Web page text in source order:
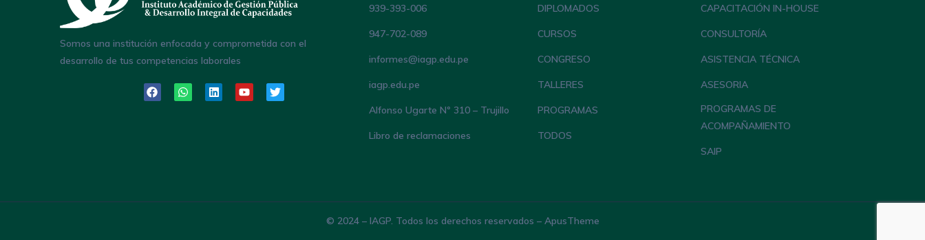
Somos una institución enfocada y comprometida con el
desarrollo de tus competencias laborales
939-393-006
947-702-089
informes@iagp.edu.pe
iagp.edu.pe
Alfonso Ugarte Nº 310 – Trujillo
Libro de reclamaciones
DIPLOMADOS
CURSOS
CONGRESO
TALLERES
PROGRAMAS
TODOS
CAPACITACIÓN IN-HOUSE
CONSULTORÍA
ASISTENCIA TÉCNICA
ASESORIA
PROGRAMAS DE
ACOMPAÑAMIENTO
SAIP
© 2024 – IAGP. Todos los derechos reservados – ApusTheme